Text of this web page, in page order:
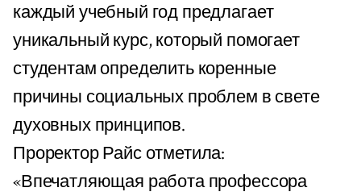
каждый учебный год предлагает
уникальный курс, который помогает
студентам определить коренные
причины социальных проблем в свете
духовных принципов.
Проректор Райс отметила:
«Впечатляющая работа профессора